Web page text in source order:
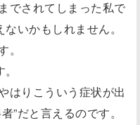
でされてしまった私で
いかもしれません。
はりこういう症状が出
”だと言えるのです。